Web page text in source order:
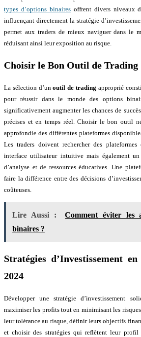
types d’options binairesoffrent divers niveaux
influençant directement la stratégie
permet aux traders de mieux naviguer dans le
réduisant ainsi leur exposition au risque.
Choisir le Bon Outil de Trading
La sélection d’unoutil de trading approprié
pour réussir dans le monde des options
significativement augmenter les chances de
précises et en temps réel. Choisir le bon outil
approfondie des différentes plateformes
Les traders doivent rechercher des
interface utilisateur intuitive mais également un
d’analyse et de ressources éducatives. Une
faire la différence entre des décisions
coûteuses.
Lire Aussi :
Comment éviter les
binaires ?
Stratégies d’Investissement
2024
Développer une stratégie d’investissement
maximiser les profits tout en minimisant les
leur tolérance au risque, définir leurs objectifs
et choisir des stratégies qui reflètent leur profil